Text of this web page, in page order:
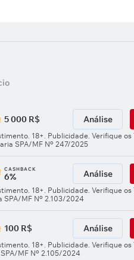
5 000 R$ Análise
18+. Publicidade. Verifique os
SPA/MF Nº 247/2025
СASHBACK
6% Análise
18+. Publicidade. Verifique os
SPA/MF Nº 2.103/2024
100 R$ Análise
18+. Publicidade. Verifique os
MF Nº 2.105/2024